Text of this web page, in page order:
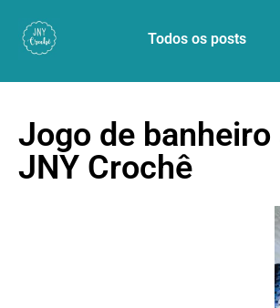
Todos os posts
Jogo de
JNY Crochê